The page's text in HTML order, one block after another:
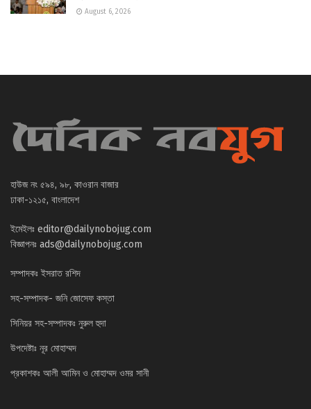
August 6, 2026
হাউজ নং ৫৯৪, ৯৮, কাওরান বাজার
ঢাকা-১২১৫, বাংলাদেশ
ইমেইলঃ editor@dailynobojug.com
বিজ্ঞাপনঃ ads@dailynobojug.com
সম্পাদকঃ ইসরাত রশিদ
সহ-সম্পাদক- জনি জোসেফ কস্তা
সিনিয়র সহ-সম্পাদকঃ নুরুল হুদা
উপদেষ্টাঃ নূর মোহাম্মদ
প্রকাশকঃ আলী আমিন ও মোহাম্মদ ওমর সানী